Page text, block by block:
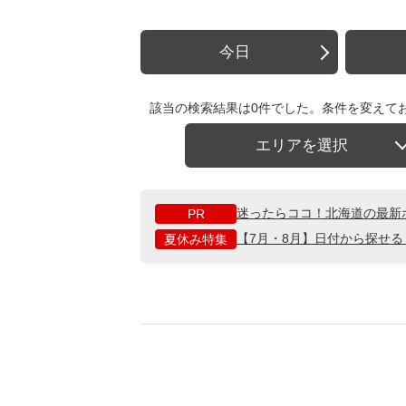
今日
該当の検索結果は0件でした。条件を変えて
エリアを選択
PR
迷ったらココ！北海道の最
夏休み特集
【7月・8月】日付から探せ